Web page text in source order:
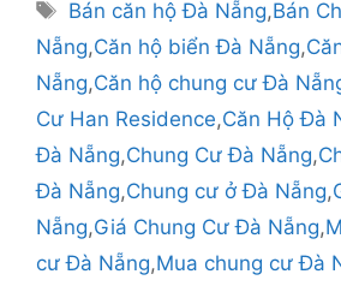
Thẻ
Bán căn hộ Đà Nẵng,Bán
Nẵng,Căn hộ biển Đà Nẵng,
Nẵng,Căn hộ chung cư Đà
Cư Han Residence,Căn Hộ Đà
Đà Nẵng,Chung Cư Đà Nẵng,
Đà Nẵng,Chung cư ở Đà Nẵng,
Nẵng,Giá Chung Cư Đà Nẵng,
cư Đà Nẵng,Mua chung cư Đà